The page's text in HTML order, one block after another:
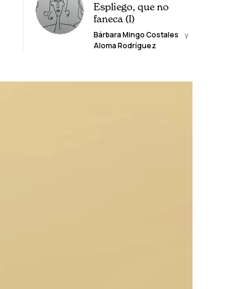
Espliego, que no
faneca (I)
Bárbara Mingo Costales
y
Aloma Rodríguez